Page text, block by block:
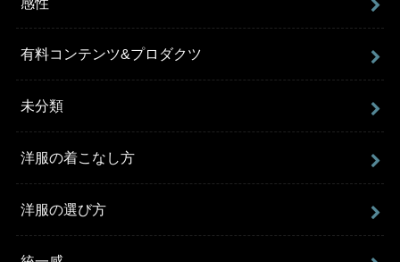
有料コンテンツ&プロダクツ
未分類
洋服の着こなし方
洋服の選び方